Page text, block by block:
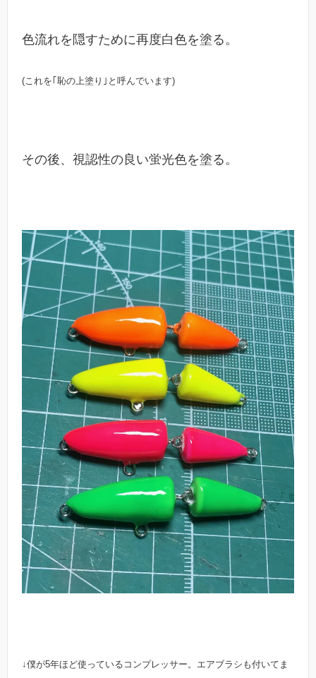
色流れを隠すために再度白色を塗る。
(これを｢恥の上塗り｣と呼んでいます)
その後、視認性の良い蛍光色を塗る。
↓僕が5年ほど使っているコンプレッサー。エアブラシも付いてま